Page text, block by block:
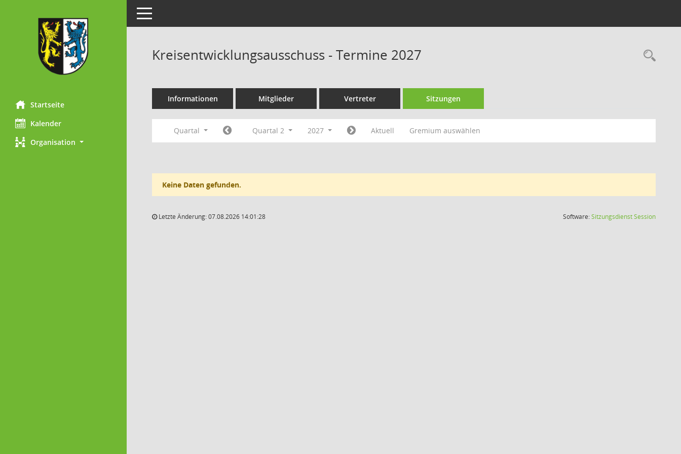
Startseite
Kalender
Organisation
Toggle navigation
Kreisentwicklungsausschuss - Termine 2027
Informationen Mitglieder Vertreter Sitzungen
Quartal Quartal 2 2027 Aktuell Gremium auswählen
Keine Daten gefunden.
Letzte Änderung: 07.08.2026 14:01:28 Software:SitzungsdienstSession(Wird in